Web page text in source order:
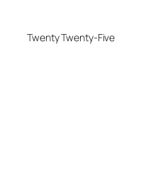
Twenty Twenty-Five